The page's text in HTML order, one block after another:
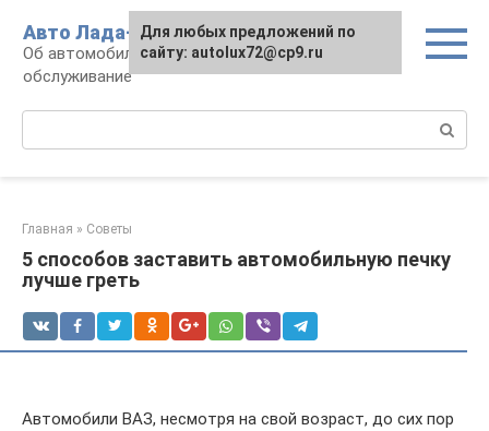
контенту
Авто Лада-люкс
Об автомобилях LADA: эксплуатация и
обслуживание
Главная » Советы
5 способов заставить автомобильную печку
лучше греть
Автомобили ВАЗ, несмотря на свой возраст, до сих пор
Для любых предложений по
сайту: autolux72@cp9.ru